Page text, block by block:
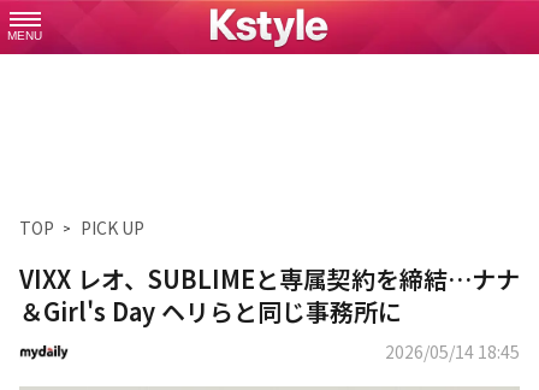
MENU
TOP PICK UP
VIXX レオ、SUBLIMEと専属契約を締結…ナナ
＆Girl's Day ヘリらと同じ事務所に
2026/05/14 18:45